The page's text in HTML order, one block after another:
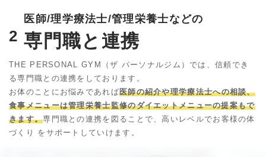
2
医師/理学療法士/管理栄養士などの
専門職と連携
THE PERSONAL GYM（ザ パーソナルジム）では、信頼でき
る専門職との連携をしております。
お体のことにお悩みであれば医師の紹介や理学療法士への相談、
食事メニューは管理栄養士監修のダイエットメニューの提案もで
きます。専門職との連携を図ることで、高いレベルでお客様の体
づくり をサポートしていけます。